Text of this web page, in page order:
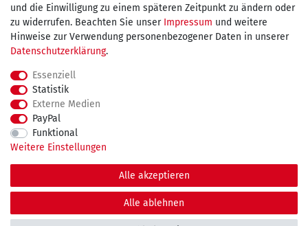
kostenfreie Lieferung
innerhalb Deutschland ab 75€
Impressum
Vertrag widerrufen
© Copyright 2026 maDDma GmbH. | Alle Rechte vorbehalten.
und die Einwilligung zu einem späteren Zeitpunkt zu ändern oder
zu widerrufen. Beachten Sie unser Impressum und weitere
Hinweise zur Verwendung personenbezogener Daten in unserer
Daten­schutz­erklärung.
Essenziell
Statistik
Externe Medien
PayPal
Funktional
Weitere Einstellungen
Alle akzeptieren
Alle ablehnen